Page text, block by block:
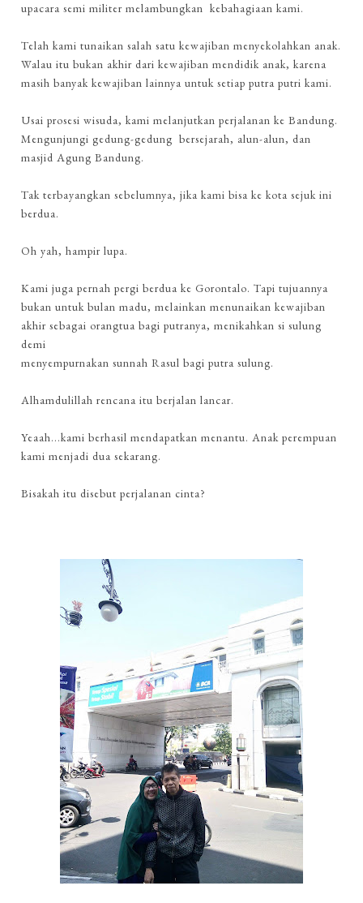
upacara semi militer melambungkan kebahagiaan kami.
Telah kami tunaikan salah satu kewajiban menyekolahkan anak.
Walau itu bukan akhir dari kewajiban mendidik anak, karena
masih banyak kewajiban lainnya untuk setiap putra putri kami.
Usai prosesi wisuda, kami melanjutkan perjalanan ke Bandung.
Mengunjungi gedung-gedung bersejarah, alun-alun, dan
masjid Agung Bandung.
Tak terbayangkan sebelumnya, jika kami bisa ke kota sejuk ini
berdua.
Oh yah, hampir lupa.
Kami juga pernah pergi berdua ke Gorontalo. Tapi tujuannya
bukan untuk bulan madu, melainkan menunaikan kewajiban
akhir sebagai orangtua bagi putranya, menikahkan si sulung
demi
menyempurnakan sunnah Rasul bagi putra sulung.
Alhamdulillah rencana itu berjalan lancar.
Yeaah...kami berhasil mendapatkan menantu. Anak perempuan
kami menjadi dua sekarang.
Bisakah itu disebut perjalanan cinta?